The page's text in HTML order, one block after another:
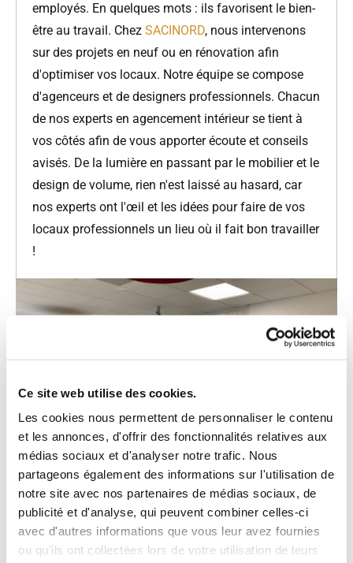
Ce site web utilise des cookies.
Les cookies nous permettent de personnaliser le contenu
et les annonces, d'offrir des fonctionnalités relatives aux
médias sociaux et d'analyser notre trafic. Nous
partageons également des informations sur l'utilisation de
notre site avec nos partenaires de médias sociaux, de
publicité et d'analyse, qui peuvent combiner celles-ci
avec d'autres informations que vous leur avez fournies
ou qu'ils ont collectées lors de votre utilisation de leurs
employés. En quelques mots : ils favorisent le bien-
être au travail. Chez SACINORD, nous intervenons
sur des projets en neuf ou en rénovation afin
d'optimiser vos locaux. Notre équipe se compose
d'agenceurs et de designers professionnels. Chacun
de nos experts en agencement intérieur se tient à
vos côtés afin de vous apporter écoute et conseils
avisés. De la lumière en passant par le mobilier et le
design de volume, rien n'est laissé au hasard, car
nos experts ont l'œil et les idées pour faire de vos
locaux professionnels un lieu où il fait bon travailler
!
Depuis 20 ans, SACINORD a accompagné de
nombreuses entreprises dans l'aménagement de
leurs bureaux, dans de nombreux projets différents :